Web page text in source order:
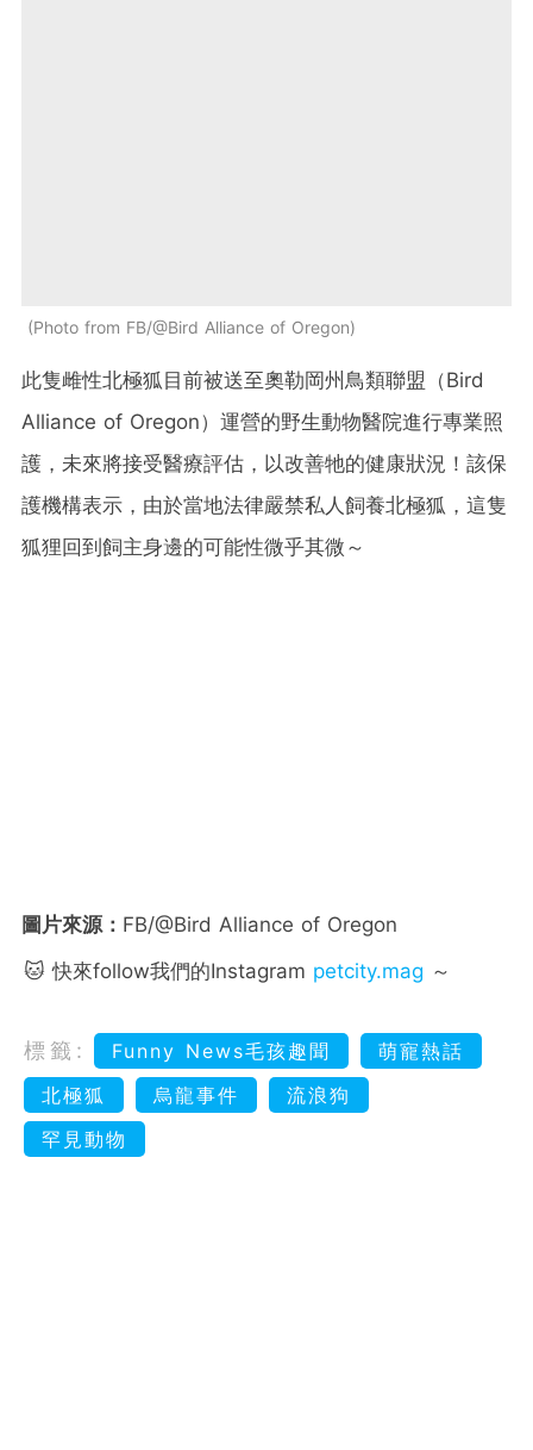
Photo from FB/@Bird Alliance of Oregon
此隻雌性北極狐目前被送至奧勒岡州鳥類聯盟（Bird
Alliance of Oregon）運營的野生動物醫院進行專業照
護，未來將接受醫療評估，以改善牠的健康狀況！該保
護機構表示，由於當地法律嚴禁私人飼養北極狐，這隻
狐狸回到飼主身邊的可能性微乎其微～
圖片來源： FB/@Bird Alliance of Oregon
🐱 快來follow我們的Instagram petcity.mag ～
標籤: Funny News毛孩趣聞
萌寵熱話
北極狐
烏龍事件
流浪狗
罕見動物